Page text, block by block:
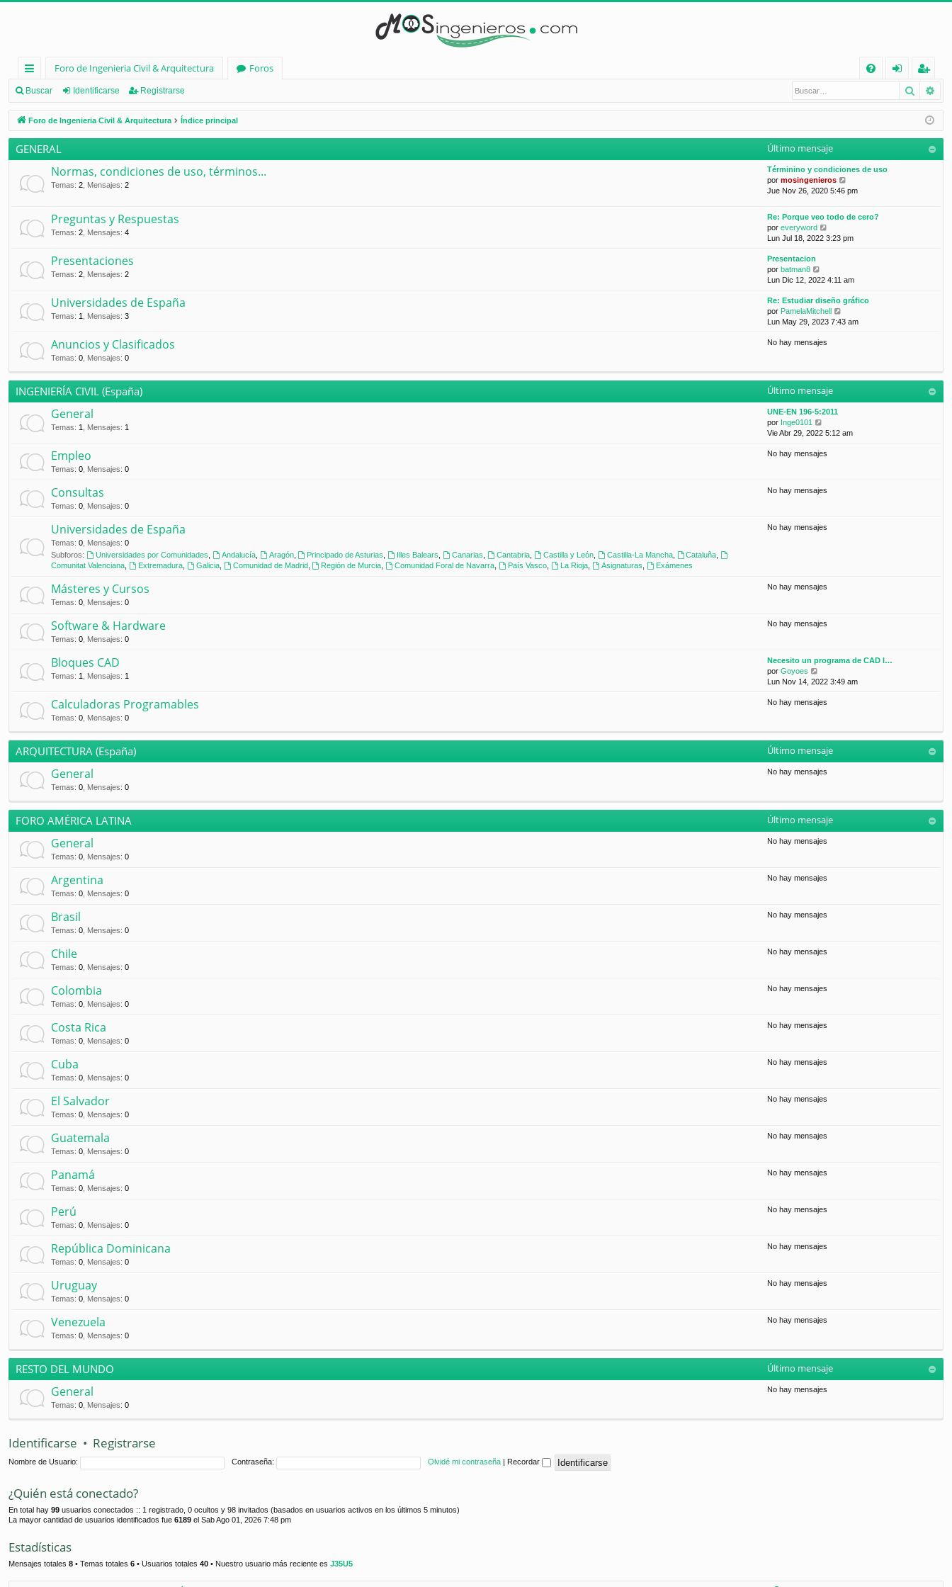
nl
ac
es
rá
pi
os
Foro de Ingenieria Civil & Arquitectura
Foros
Q
nt
ifi
eg
ist
ra
Buscar Identificarse Registrarse Buscar
Foro de Ingenieria Civil & Arquitectura Índice principal
GENERAL Último mensaje
Normas, condiciones de uso, términos...
Temas: 2 Mensajes: 2
Términino y condiciones de uso
por mosingenieros
e
l
i
e
s
Jue Nov 26, 2020 5:46 pm
Preguntas y Respuestas
Temas: 2 Mensajes: 4
Re: Porque veo todo de cero?
por everyword
e
t
m
o
m
j
e
Lun Jul 18, 2022 3:23 pm
Presentaciones
Temas: 2 Mensajes: 2
Presentacion
por batman8
e
ú
l
t
m
e
s
j
e
Lun Dic 12, 2022 4:11 am
Universidades de España
Temas: 1 Mensajes: 3
Re: Estudiar diseño gráfico
por PamelaMitchell
e
i
s
Lun May 29, 2023 7:43 am
Anuncios y Clasificados
Temas: 0 Mensajes: 0
No hay mensajes
INGENIERÍA CIVIL (España) Último mensaje
General
Temas: 1 Mensajes: 1
UNE-EN 196-5:2011
por Inge0101
e
ú
m
e
Vie Abr 29, 2022 5:12 am
Empleo
Temas: 0 Mensajes: 0
No hay mensajes
Consultas
Temas: 0 Mensajes: 0
No hay mensajes
Universidades de España
Temas: 0 Mensajes: 0
Subforos:
Universidades por Comunidades Andalucía, Aragón, Principado de Asturias Illes Balears Canarias Cantabria, Castilla y León, Castilla-La Mancha, Cataluña
Comunitat Valenciana
Extremadura, Galicia, Comunidad de Madrid, Región de Murcia Comunidad Foral de Navarra País Vasco La Rioja, Asignaturas Exámenes
No hay mensajes
Másteres y Cursos
Temas: 0 Mensajes: 0
No hay mensajes
Software & Hardware
Temas: 0 Mensajes: 0
No hay mensajes
Bloques CAD
Temas: 1 Mensajes: 1
Necesito un programa de CAD l…
por Goyoes
e
ú
i
o
e
a
j
Lun Nov 14, 2022 3:49 am
Calculadoras Programables
Temas: 0 Mensajes: 0
No hay mensajes
ARQUITECTURA (España) Último mensaje
General
Temas: 0 Mensajes: 0
No hay mensajes
FORO AMÉRICA LATINA Último mensaje
General
Temas: 0 Mensajes: 0
No hay mensajes
Argentina
Temas: 0 Mensajes: 0
No hay mensajes
Brasil
Temas: 0 Mensajes: 0
No hay mensajes
Chile
Temas: 0 Mensajes: 0
No hay mensajes
Colombia
Temas: 0 Mensajes: 0
No hay mensajes
Costa Rica
Temas: 0 Mensajes: 0
No hay mensajes
Cuba
Temas: 0 Mensajes: 0
No hay mensajes
El Salvador
Temas: 0 Mensajes: 0
No hay mensajes
Guatemala
Temas: 0 Mensajes: 0
No hay mensajes
Panamá
Temas: 0 Mensajes: 0
No hay mensajes
Perú
Temas: 0 Mensajes: 0
No hay mensajes
República Dominicana
Temas: 0 Mensajes: 0
No hay mensajes
Uruguay
Temas: 0 Mensajes: 0
No hay mensajes
Venezuela
Temas: 0 Mensajes: 0
No hay mensajes
RESTO DEL MUNDO Último mensaje
General
Temas: 0 Mensajes: 0
No hay mensajes
Identificarse • Registrarse
Nombre de Usuario: Contraseña: Olvidé mi contraseña Recordar
¿Quién está conectado?
En total hay 99 usuarios conectados :: 1 registrado, 0 ocultos y 98 invitados (basados en usuarios activos en los últimos 5 minutos)
La mayor cantidad de usuarios identificados fue 6189 el Sab Ago 01, 2026 7:48 pm
Estadísticas
Mensajes totales 8 • Temas totales 6 • Usuarios totales 40 • Nuestro usuario más reciente es J35U5